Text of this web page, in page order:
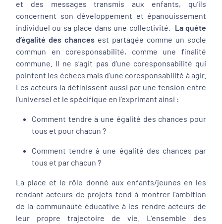
et des messages transmis aux enfants, qu’ils
concernent son développement et épanouissement
individuel ou sa place dans une collectivité. La quête
d’égalité des chances est partagée comme un socle
commun en coresponsabilité, comme une finalité
commune. Il ne s’agit pas d’une coresponsabilité qui
pointent les échecs mais d’une coresponsabilité à agir.
Les acteurs la définissent aussi par une tension entre
l’universel et le spécifique en l’exprimant ainsi :
Comment tendre à une égalité des chances pour
tous et pour chacun ?
Comment tendre à une égalité des chances par
tous et par chacun ?
La place et le rôle donné aux enfants/jeunes en les
rendant acteurs de projets tend à montrer l’ambition
de la communauté éducative à les rendre acteurs de
leur propre trajectoire de vie. L’ensemble des